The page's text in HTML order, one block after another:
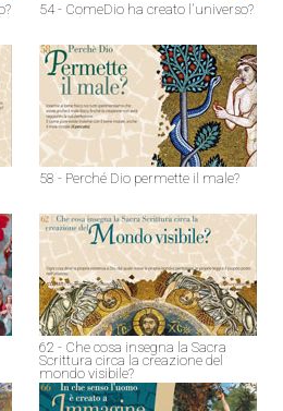
54 - ComeDio ha creato l'universo?
58 - Perché Dio permette il male?
62 - Che cosa insegna la Sacra
Scrittura circa la creazione del
mondo visibile?